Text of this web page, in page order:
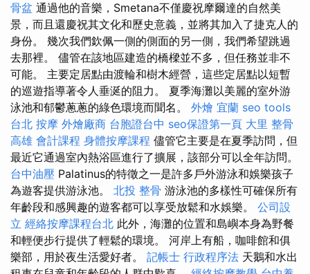
骨盆 通過他的音樂，Smetana不僅慶祝摩爾達的自然美
景，而且還慶祝其文化和歷史意義，並將其加入了捷克人的
身份。 幾次我們欽佩一側的側面的另一側，我們希望跳過
去那裡。 儘管在該地區建造的橋樑並不多，但任務並非不
可能。 主要定居點由渡輪和樹木經營，這些定居點以短暫
的巡遊指導著令人垂涎的阻力。 夏季海灘以美麗的室外游
泳池和郁鬱蔥蔥的綠色環境而聞名。 外燴 宜蘭 seo tools
台北 按摩 外燴廠商 台胞證台中 seo保證第一頁 大里 整骨
高雄 會計課程 身體按摩課程 儘管它主要是在夏季訪問，但
最近它通過室內熱浴區進行了擴展，該部分可以全年訪問。
台中油壓 Palatinus的特徵之一是許多戶外游泳和娛樂孩子
為遊客提供游泳池。 北投 整骨 游泳池的多樣性可確保所有
年齡段和感興趣的遊客都可以享受放鬆和水娛樂。 公司設
立 經絡按摩課程台北 此外，海灘的位置和島嶼本身為野餐
和輕便步行提供了輕鬆的環境。 河岸上有船，咖啡館和俱
樂部，用於夜生活愛好者。 記帳士 行政程序法 天鵝和水出